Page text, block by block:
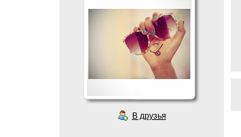
В друзья